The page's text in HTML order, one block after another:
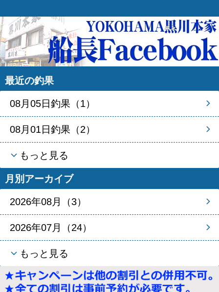
最近の釣果
08月05日釣果（1）
08月01日釣果（2）
もっと見る
月別アーカイブ
2026年08月（3）
2026年07月（24）
もっと見る